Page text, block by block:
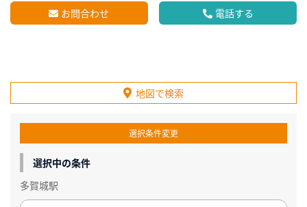
お問合わせ 電話する
地図で検索
選択条件変更
選択中の条件
多賀城駅